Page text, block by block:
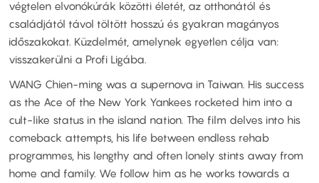
végtelen elvonókúrák közötti életét, az otthonától és
családjától távol töltött hosszú és gyakran magányos
időszakokat. Küzdelmét, amelynek egyetlen célja van:
visszakerülni a Profi Ligába.
WANG Chien-ming was a supernova in Taiwan. His success
as the Ace of the New York Yankees rocketed him into a
cult-like status in the island nation. The film delves into his
comeback attempts, his life between endless rehab
programmes, his lengthy and often lonely stints away from
home and family. We follow him as he works towards a